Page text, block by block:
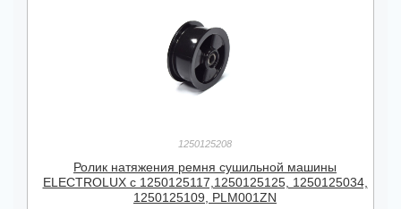
1250125208
Ролик натяжения ремня сушильной машины
ELECTROLUX с 1250125117,1250125125, 1250125034,
1250125109, PLM001ZN